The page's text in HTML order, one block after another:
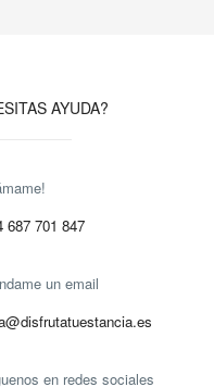
AYUDA?
687 701 847
un email
en redes sociales